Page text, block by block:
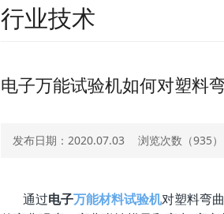
行业技术
电子万能试验机如何对塑料
发布日期：2020.07.03 浏览次数（935）
通过电子万能材料试验机对塑料弯